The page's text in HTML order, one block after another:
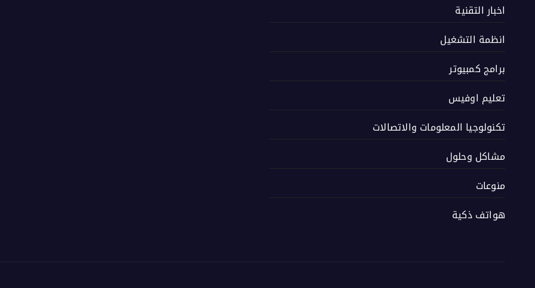
اخبار التقنية
انظمة التشغيل
برامج كمبيوتر
تعليم اوفيس
تكنولوجيا المعلومات والاتصالات
مشاكل وحلول
منوعات
هواتف ذكية